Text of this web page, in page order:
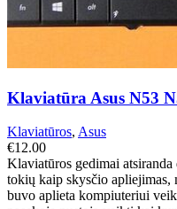
Klaviatūra Asus N53
Klaviatūros, Asus
€12.00
Klaviatūros gedimai
tokių kaip skysčio apliejimas,
buvo aplieta kompiuteriui